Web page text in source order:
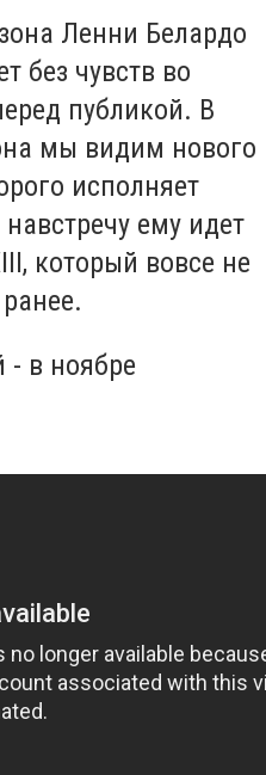
Ленни Белардо
без чувств во
публикой. В
мы видим нового
исполняет
ему идет
который вовсе не
- в ноябре